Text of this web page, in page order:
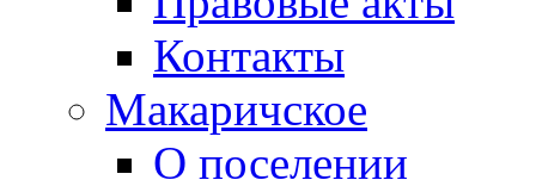
Контакты
Макаричское
О поселении